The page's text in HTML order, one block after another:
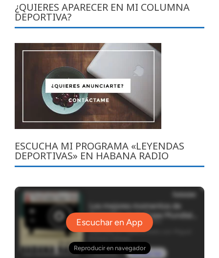
¿QUIERES APARECER EN MI COLUMNA
DEPORTIVA?
ESCUCHA MI PROGRAMA «LEYENDAS
DEPORTIVAS» EN HABANA RADIO